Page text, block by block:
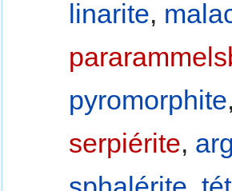
linarite,
pyromorphite
serpiérite,